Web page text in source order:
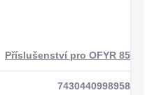
Příslušenství pro OFYR 85
7430440998958